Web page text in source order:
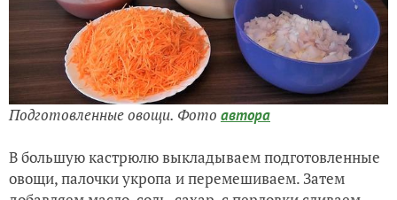
Подготовленные овощи. Фото автора
В большую кастрюлю выкладываем подготовленные
овощи, палочки укропа и перемешиваем. Затем